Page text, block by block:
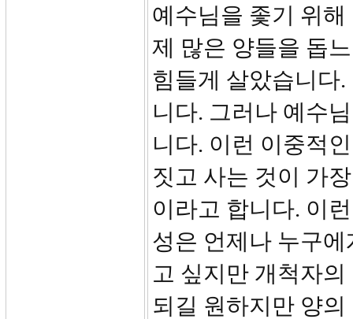
예수님을 좇기 위
제 많은 양들을 돕
힘들게 살았습니다
니다. 그러나 예수
니다. 이런 이중적
짓고 사는 것이 가
이라고 합니다. 이
성은 언제나 누구
고 싶지만 개척자
되길 원하지만 양